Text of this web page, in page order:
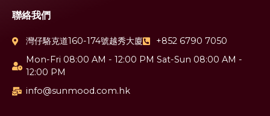
聯絡我們
灣仔駱克道160-174號越秀大廈
+852 6790 7050
Mon-Fri 08:00 AM - 12:00 PM Sat-Sun 08:00 AM -
12:00 PM
info@sunmood.com.hk